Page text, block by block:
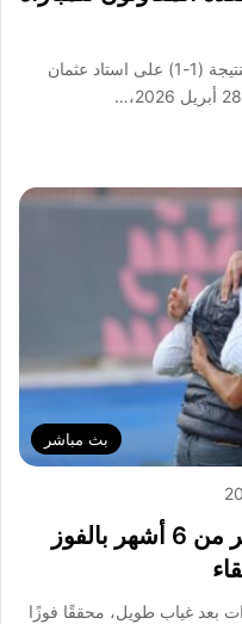
تعادل غزل المحلة مع المقاولون العرب بنتيجة (1-1) على استاد عثمان
بث مباشر
الإسماعيلي يكسر صيامًا لأكثر من 6 أشهر بالفوز
بعد غياب طويل، محققًا فوزًا